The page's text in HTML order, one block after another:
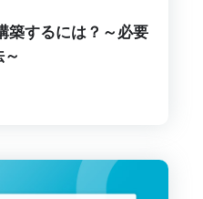
築するには？～必要